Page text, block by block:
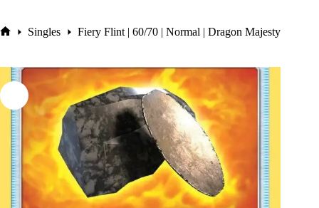
Singles Fiery Flint | 60/70 | Normal | Dragon Majesty